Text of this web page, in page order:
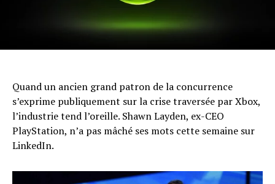
Quand un ancien grand patron de la concurrence
s’exprime publiquement sur la crise traversée par Xbox,
l’industrie tend l’oreille. Shawn Layden, ex-CEO
PlayStation, n’a pas mâché ses mots cette semaine sur
LinkedIn.